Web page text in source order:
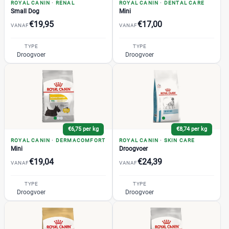
Beagle
Bichon Frise
Bulldog
Cavlier King Charles
Chihuahua
Cocker
+21 meer
Voedingsbehoefte
Artrose
Castratie (1)
Diabetes
ROYAL CANIN · RENAL
Small Dog
VANAF€19,95
TYPE
Droogvoer
ROYAL CANIN · DENTAL CARE
Mini
VANAF€17,00
TYPE
Droogvoer
€6,75 per kg
ROYAL CANIN · DERMACOMFORT
Mini
VANAF€19,04
TYPE
Droogvoer
€8,74 per kg
ROYAL CANIN · SKIN CARE
Droogvoer
VANAF€24,39
TYPE
Droogvoer